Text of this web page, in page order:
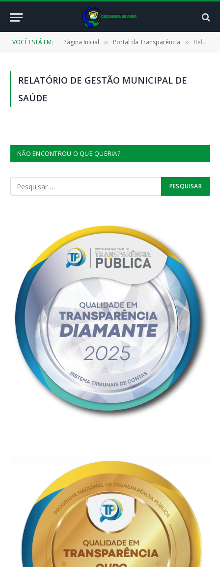
VOCÊ ESTÁ EM: Página Inicial » Portal da Transparência » Relatório de Gestão Municipal de Saúde
RELATÓRIO DE GESTÃO MUNICIPAL DE
SAÚDE
NÃO ENCONTROU O QUE QUERIA?